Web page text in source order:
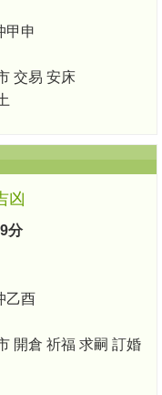
甲申
交易 安床
凶
分
乙酉
開倉 祈福 求嗣 訂婚